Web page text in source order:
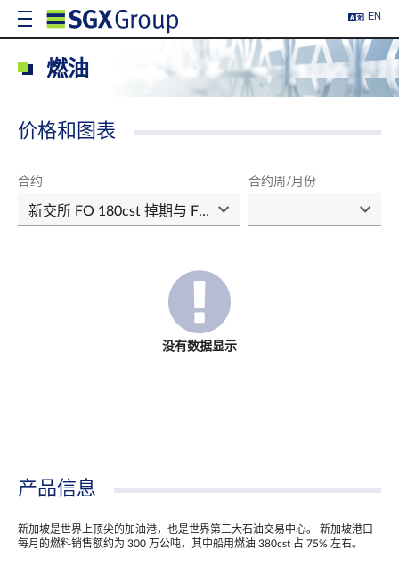
EN
燃油
价格和图表
合约 合约周/月份
没有数据显示
产品信息
新加坡是世界上顶尖的加油港，也是世界第三大石油交易中心。 新加坡港口
每月的燃料销售额约为 300 万公吨，其中船用燃油 380cst 占 75% 左右。